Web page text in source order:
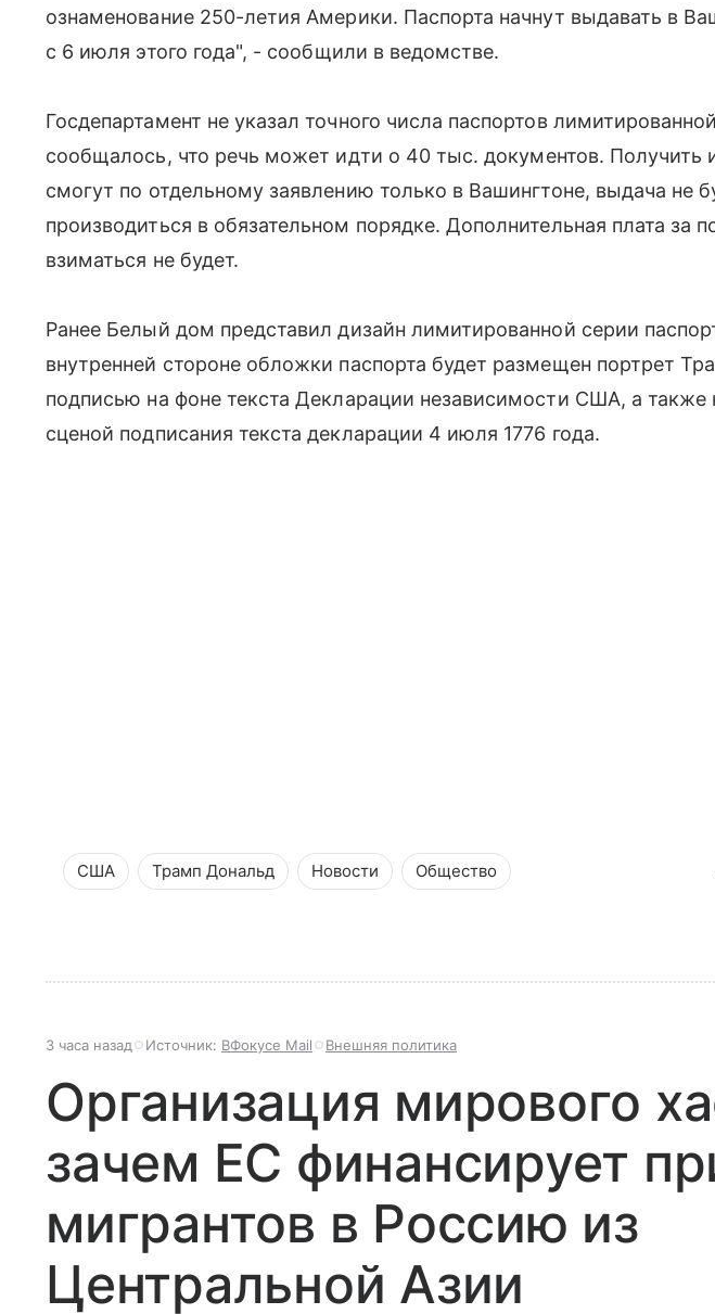
ознаменование 250-летия Америки. Паспорта начнут выдавать в
с 6 июля этого года", - сообщили в ведомстве.
Госдепартамент не указал точного числа паспортов
сообщалось, что речь может идти о 40 тыс. документов.
смогут по отдельному заявлению только в Вашингтоне, выдача не
производиться в обязательном порядке. Дополнительная плата за
взиматься не будет.
Ранее Белый дом представил дизайн лимитированной серии
внутренней стороне обложки паспорта будет размещен портрет
подписью на фоне текста Декларации независимости США, а также
сценой подписания текста декларации 4 июля 1776 года.
США Трамп Дональд Новости Общество
3 часа назад Источник: ВФокусе Mail Внешняя политика
Организация мирового
зачем ЕС финансирует
мигрантов в Россию из
Центральной Азии